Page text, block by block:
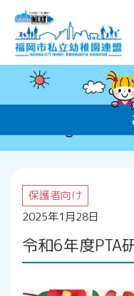
保護者向け
2025年1月28日
令和6年度PTA